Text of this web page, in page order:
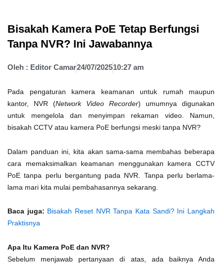
Bisakah Kamera PoE Tetap Berfungsi
Tanpa NVR? Ini Jawabannya
Oleh : Editor Camar24/07/202510:27 am
Pada pengaturan kamera keamanan untuk rumah maupun
kantor, NVR (Network Video Recorder) umumnya digunakan
untuk mengelola dan menyimpan rekaman video. Namun,
bisakah CCTV atau kamera PoE berfungsi meski tanpa NVR?
Dalam panduan ini, kita akan sama-sama membahas beberapa
cara memaksimalkan keamanan menggunakan kamera CCTV
PoE tanpa perlu bergantung pada NVR. Tanpa perlu berlama-
lama mari kita mulai pembahasannya sekarang.
Baca juga: Bisakah Reset NVR Tanpa Kata Sandi? Ini Langkah
Praktisnya
Apa Itu Kamera PoE dan NVR?
Sebelum menjawab pertanyaan di atas, ada baiknya Anda